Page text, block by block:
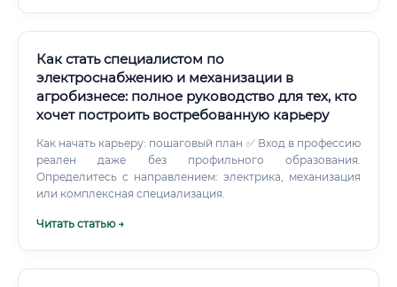
Как стать специалистом по
электроснабжению и механизации в
агробизнесе: полное руководство для тех, кто
хочет построить востребованную карьеру
Как начать карьеру: пошаговый план ✅ Вход в профессию
реален даже без профильного образования.
Определитесь с направлением: электрика, механизация
или комплексная специализация.
Читать статью →